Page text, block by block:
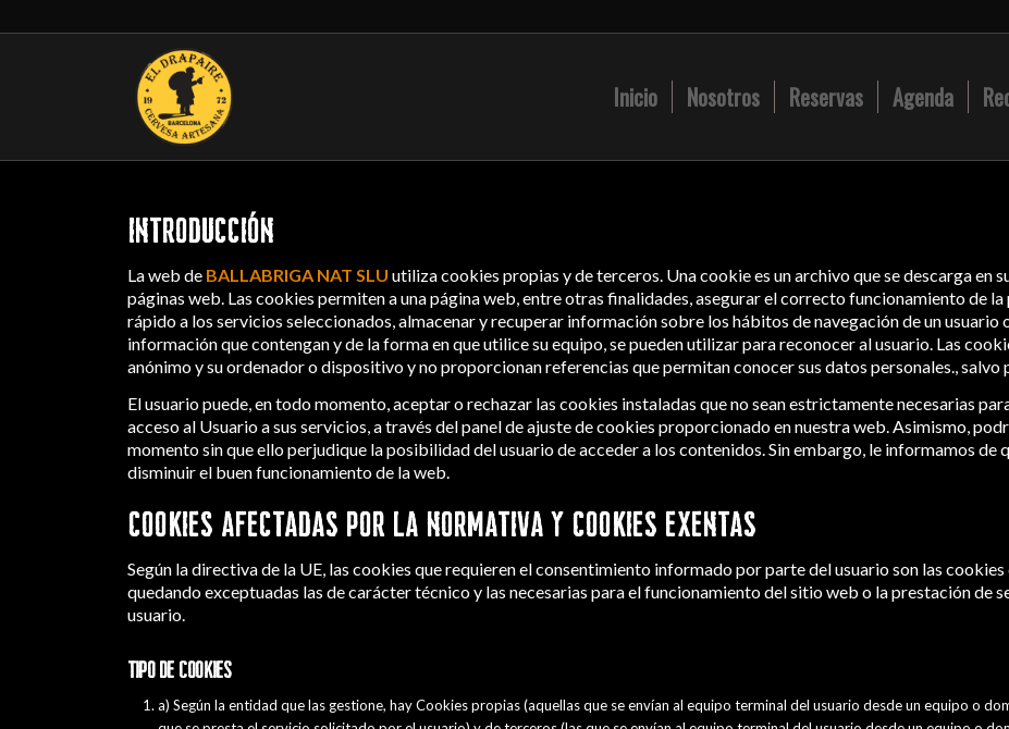
Inicio Nosotros Reservas Agenda
INTRODUCCIÓN
La web de BALLABRIGA NAT SLU utiliza cookies propias y de terceros. Una cookie es un archivo que se descarga en
páginas web. Las cookies permiten a una página web, entre otras finalidades, asegurar el correcto funcionamiento de
rápido a los servicios seleccionados, almacenar y recuperar información sobre los hábitos de navegación de un usuario
información que contengan y de la forma en que utilice su equipo, se pueden utilizar para reconocer al usuario. Las
anónimo y su ordenador o dispositivo y no proporcionan referencias que permitan conocer sus datos personales., salvo
El usuario puede, en todo momento, aceptar o rechazar las cookies instaladas que no sean estrictamente necesarias
acceso al Usuario a sus servicios, a través del panel de ajuste de cookies proporcionado en nuestra web. Asimismo,
momento sin que ello perjudique la posibilidad del usuario de acceder a los contenidos. Sin embargo, le informamos de
disminuir el buen funcionamiento de la web.
COOKIES AFECTADAS POR LA NORMATIVA Y COOKIES EXENTAS
Según la directiva de la UE, las cookies que requieren el consentimiento informado por parte del usuario son las
quedando exceptuadas las de carácter técnico y las necesarias para el funcionamiento del sitio web o la prestación de
usuario.
TIPO DE COOKIES
a) Según la entidad que las gestione, hay Cookies propias (aquellas que se envían al equipo terminal del usuario desde un equipo o